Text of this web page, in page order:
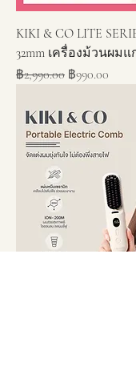
KIKI & CO LITE
32mm เครื่องม้วนผม
ราคาปกติ
฿2,990.00 ราคาขายลด
฿990.00